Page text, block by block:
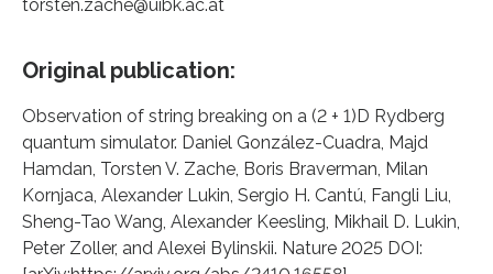
torsten.zache@uibk.ac.at
Original publication:
Observation of string breaking on a (2 + 1)D Rydberg
quantum simulator. Daniel González-Cuadra, Majd
Hamdan, Torsten V. Zache, Boris Braverman, Milan
Kornjaca, Alexander Lukin, Sergio H. Cantú, Fangli Liu,
Sheng-Tao Wang, Alexander Keesling, Mikhail D. Lukin,
Peter Zoller, and Alexei Bylinskii. Nature 2025 DOI: